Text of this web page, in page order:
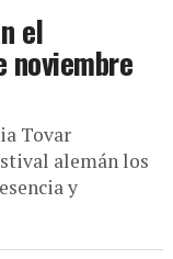
el
noviembre
Tovar
alemán los
y